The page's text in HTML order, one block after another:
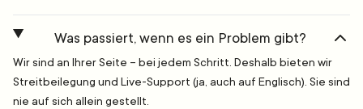
Was passiert, wenn es ein Problem gibt?
Wir sind an Ihrer Seite – bei jedem Schritt. Deshalb bieten wir
Streitbeilegung und Live-Support (ja, auch auf Englisch). Sie sind
nie auf sich allein gestellt.